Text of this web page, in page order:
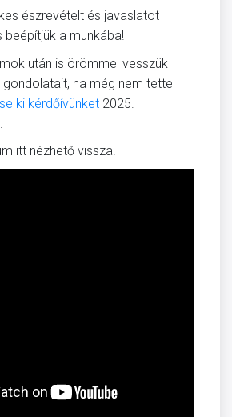
észrevételt és javaslatot
beépítjük a munkába!
után is örömmel vesszük
ha még nem tette
ki kérdőívünket 2025.
itt nézhető vissza.